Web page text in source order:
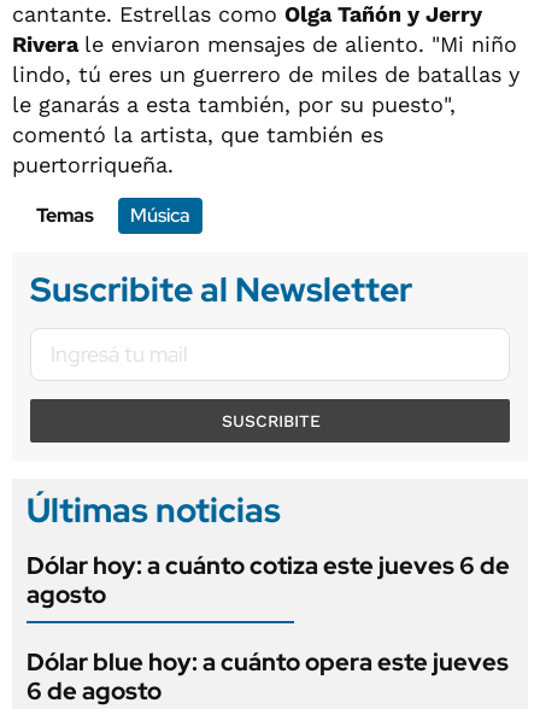
cantante. Estrellas como Olga Tañón y Jerry
Rivera le enviaron mensajes de aliento. "Mi niño
lindo, tú eres un guerrero de miles de batallas y
le ganarás a esta también, por su puesto",
comentó la artista, que también es
puertorriqueña.
Temas
Música
Suscribite al Newsletter
SUSCRIBITE
Últimas noticias
Dólar hoy: a cuánto cotiza este jueves 6 de
agosto
Dólar blue hoy: a cuánto opera este jueves
6 de agosto